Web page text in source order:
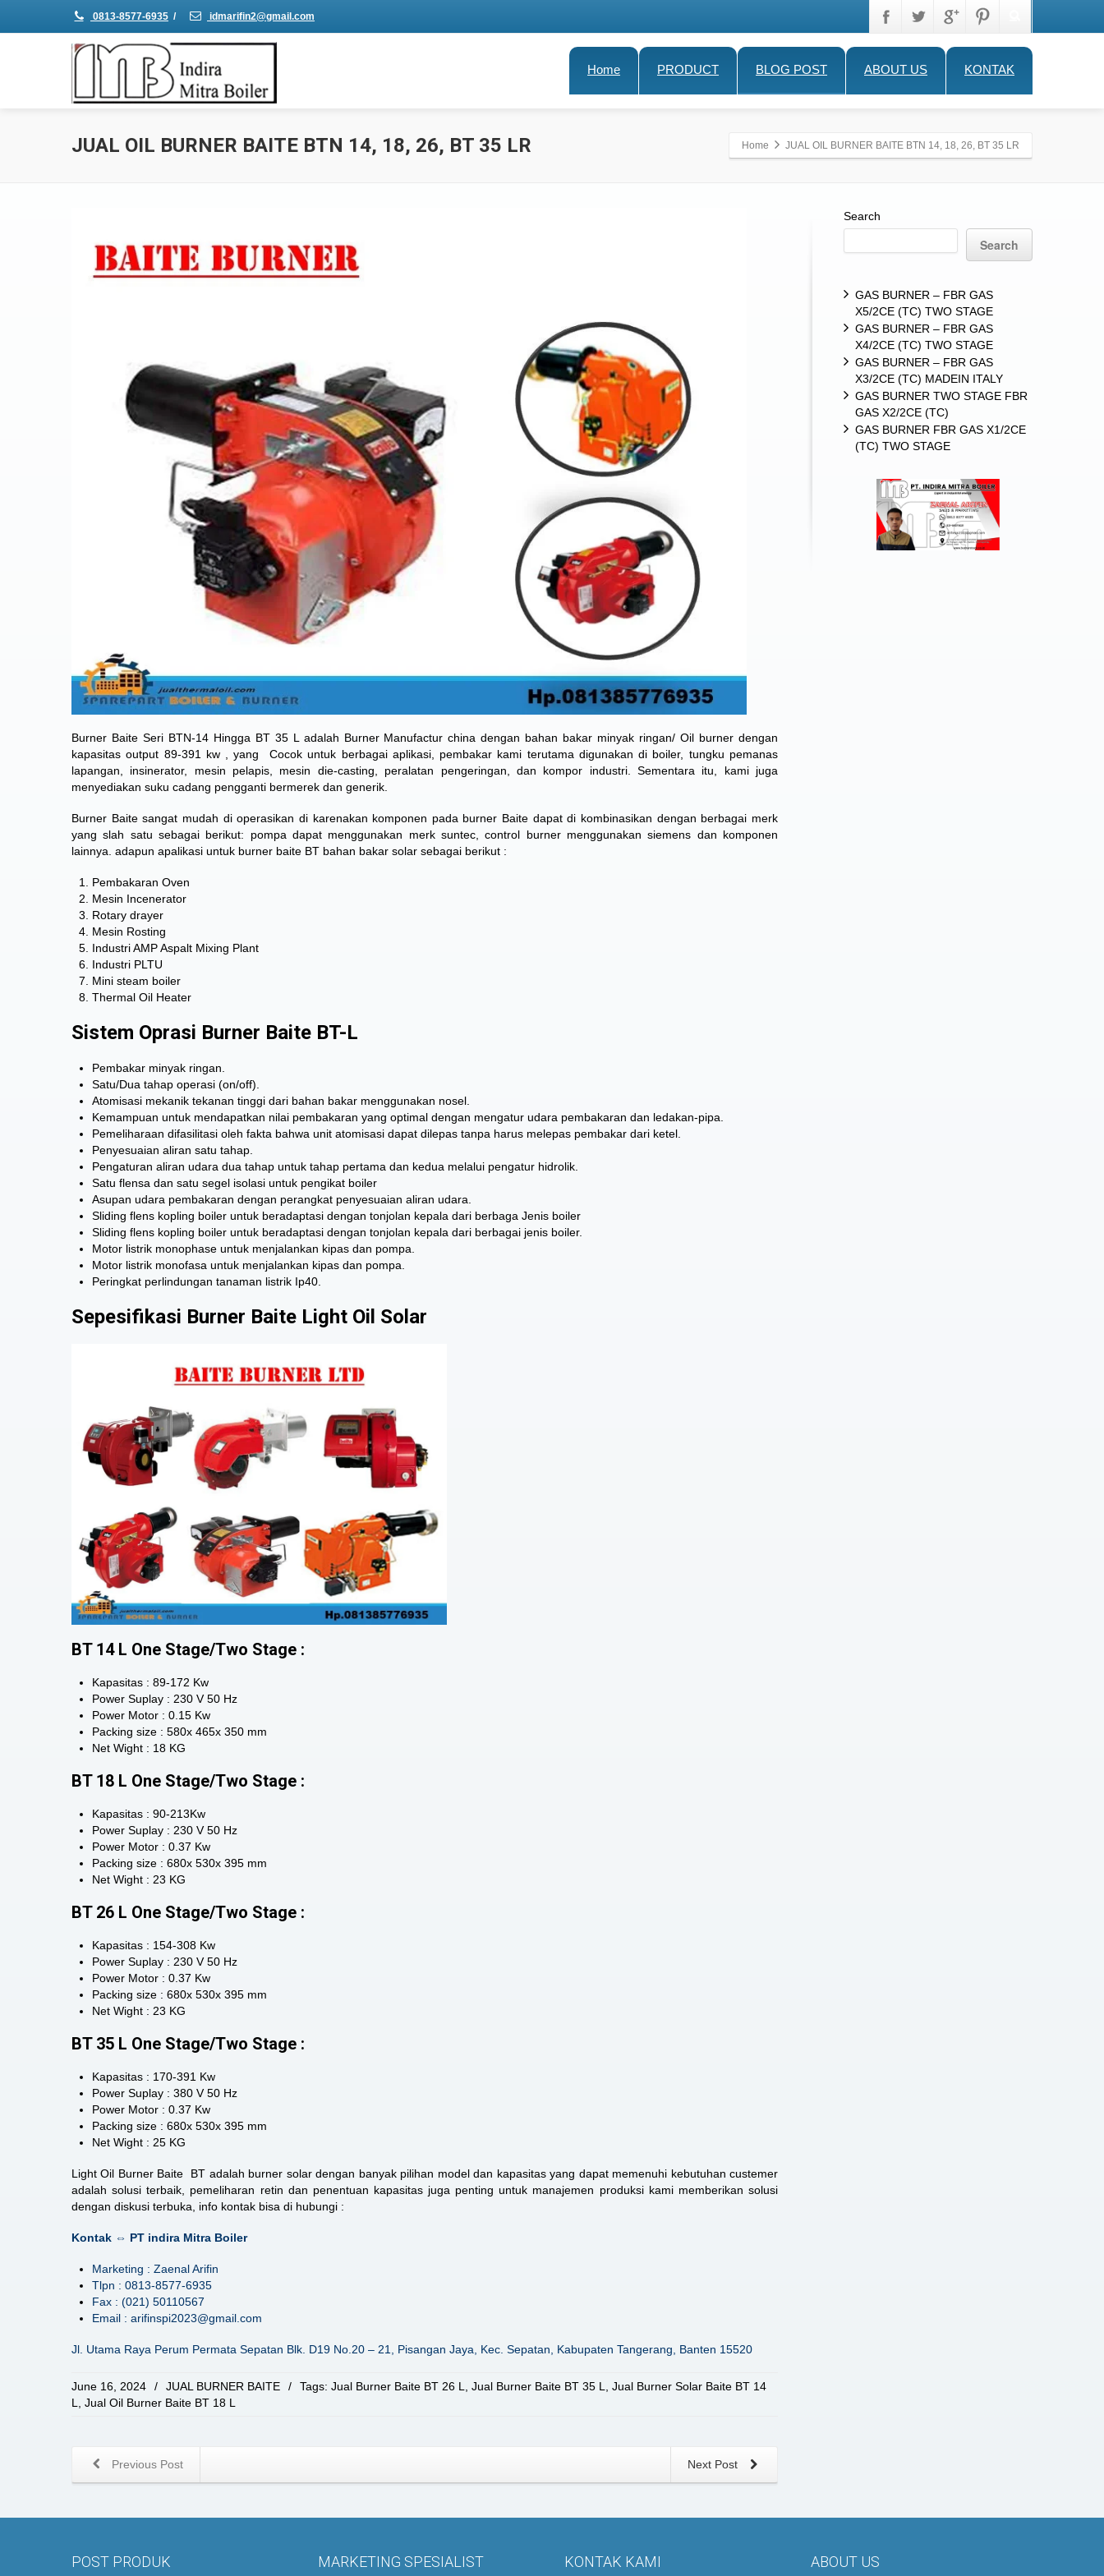
0813-8577-6935 / idmarifin2@gmail.com
Home PRODUCT BLOG POST ABOUT US KONTAK
JUAL OIL BURNER BAITE BTN 14, 18, 26, BT 35 LR Home JUAL OIL BURNER BAITE BTN 14, 18, 26, BT 35 LR
Burner Baite Seri BTN-14 Hingga BT 35 L adalah Burner Manufacturchina dengan bahan bakar minyak ringan/ Oil burner dengan
kapasitas output 89-391 kw , yang
Cocok untuk berbagai aplikasi, pembakar kami terutama digunakan di boiler, tungku pemanas
lapangan, insinerator, mesin pelapis, mesin die-casting, peralatan pengeringan, dan kompor industri. Sementara itu, kami juga
menyediakan suku cadang pengganti bermerek dan generik.
Burner Baite sangat mudah di operasikan di karenakan komponen pada burner Baite dapat di kombinasikan dengan berbagai merk
yang slah satu sebagai berikut: pompa dapat menggunakan merk suntec, control burner menggunakan siemens dan komponen
lainnya. adapun apalikasi untuk burner baite BT bahan bakar solar sebagai berikut :
Pembakaran Oven
Mesin Incenerator
Rotary drayer
Mesin Rosting
Industri AMP Aspalt Mixing Plant
Industri PLTU
Mini steam boiler
Thermal Oil Heater
Sistem Oprasi Burner Baite BT-L
Pembakar minyak ringan.
Satu/Dua tahap operasi (on/off).
Atomisasi mekanik tekanan tinggi dari bahan bakar menggunakan nosel.
Kemampuan untuk mendapatkan nilai pembakaran yang optimal dengan mengatur udara pembakaran dan ledakan-pipa.
Pemeliharaan difasilitasi oleh fakta bahwa unit atomisasi dapat dilepas tanpa harus melepas pembakar dari ketel.
Penyesuaian aliran satu tahap.
Pengaturan aliran udara dua tahap untuk tahap pertama dan kedua melalui pengatur hidrolik.
Satu flensa dan satu segel isolasi untuk pengikat boiler
Asupan udara pembakaran dengan perangkat penyesuaian aliran udara.
Sliding flens kopling boiler untuk beradaptasi dengan tonjolan kepala dari berbaga Jenis boiler
Sliding flens kopling boiler untuk beradaptasi dengan tonjolan kepala dari berbagai jenis boiler.
Motor listrik monophase untuk menjalankan kipas dan pompa.
Motor listrik monofasa untuk menjalankan kipas dan pompa.
Peringkat perlindungan tanaman listrik Ip40.
Sepesifikasi Burner Baite Light Oil Solar
BT 14 L One Stage/Two Stage :
Kapasitas : 89-172 Kw
Power Suplay : 230 V 50 Hz
Power Motor : 0.15 Kw
Packing size : 580x 465x 350 mm
Net Wight : 18 KG
BT 18 L One Stage/Two Stage :
Kapasitas : 90-213Kw
Power Suplay : 230 V 50 Hz
Power Motor : 0.37 Kw
Packing size : 680x 530x 395 mm
Net Wight : 23 KG
BT 26 L One Stage/Two Stage :
Kapasitas : 154-308 Kw
Power Suplay : 230 V 50 Hz
Power Motor : 0.37 Kw
Packing size : 680x 530x 395 mm
Net Wight : 23 KG
BT 35 L One Stage/Two Stage :
Kapasitas : 170-391 Kw
Power Suplay : 380 V 50 Hz
Power Motor : 0.37 Kw
Packing size : 680x 530x 395 mm
Net Wight : 25 KG
Light Oil Burner Baite BT adalah burner solar dengan banyak pilihan model dan kapasitas yang dapat memenuhi kebutuhan custemer
adalah solusi terbaik, pemeliharan retin dan penentuan kapasitas juga penting untuk manajemen produksi kami memberikan solusi
dengan diskusi terbuka, info kontak bisa di hubungi :
Kontak ⇔ PT indira Mitra Boiler
Marketing : Zaenal Arifin
Tlpn : 0813-8577-6935
Fax : (021) 50110567
Email : arifinspi2023@gmail.com
Jl. Utama Raya Perum Permata Sepatan Blk. D19 No.20 – 21, Pisangan Jaya, Kec. Sepatan, Kabupaten Tangerang, Banten 15520
June 16, 2024 / JUAL BURNER BAITE / Tags: Jual Burner Baite BT 26 L, Jual Burner Baite BT 35 L, Jual Burner Solar Baite BT 14
L, Jual Oil Burner Baite BT 18 L
Next Post
Previous Post
Search
Search
GAS BURNER – FBR GAS
X5/2CE (TC) TWO STAGE
GAS BURNER – FBR GAS
X4/2CE (TC) TWO STAGE
GAS BURNER – FBR GAS
X3/2CE (TC) MADEIN ITALY
GAS BURNER TWO STAGE FBR
GAS X2/2CE (TC)
GAS BURNER FBR GAS X1/2CE
(TC) TWO STAGE
POST PRODUK MARKETING SPESIALIST KONTAK KAMI ABOUT US